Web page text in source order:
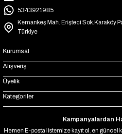
5343921985
Kemankeş Mah. Erişteci Sok.Karaköy
Türkiye
Kurumsal
Alışveriş
Üyelik
Kategoriler
Kampanyalardan
Hemen E-posta listemize kayıt ol, en güncel